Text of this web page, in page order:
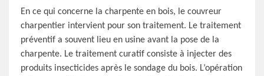
En ce qui concerne la charpente en bois, le couvreur
charpentier intervient pour son traitement. Le traitement
préventif a souvent lieu en usine avant la pose de la
charpente. Le traitement curatif consiste à injecter des
produits insecticides après le sondage du bois. L’opération